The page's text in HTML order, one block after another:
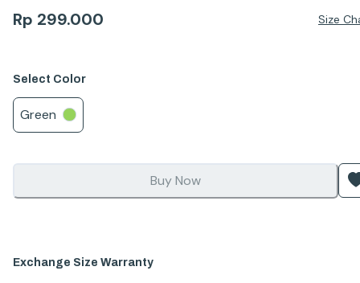
Rp 299.000 Size
Select Color
Green
Buy Now
Exchange Size Warranty